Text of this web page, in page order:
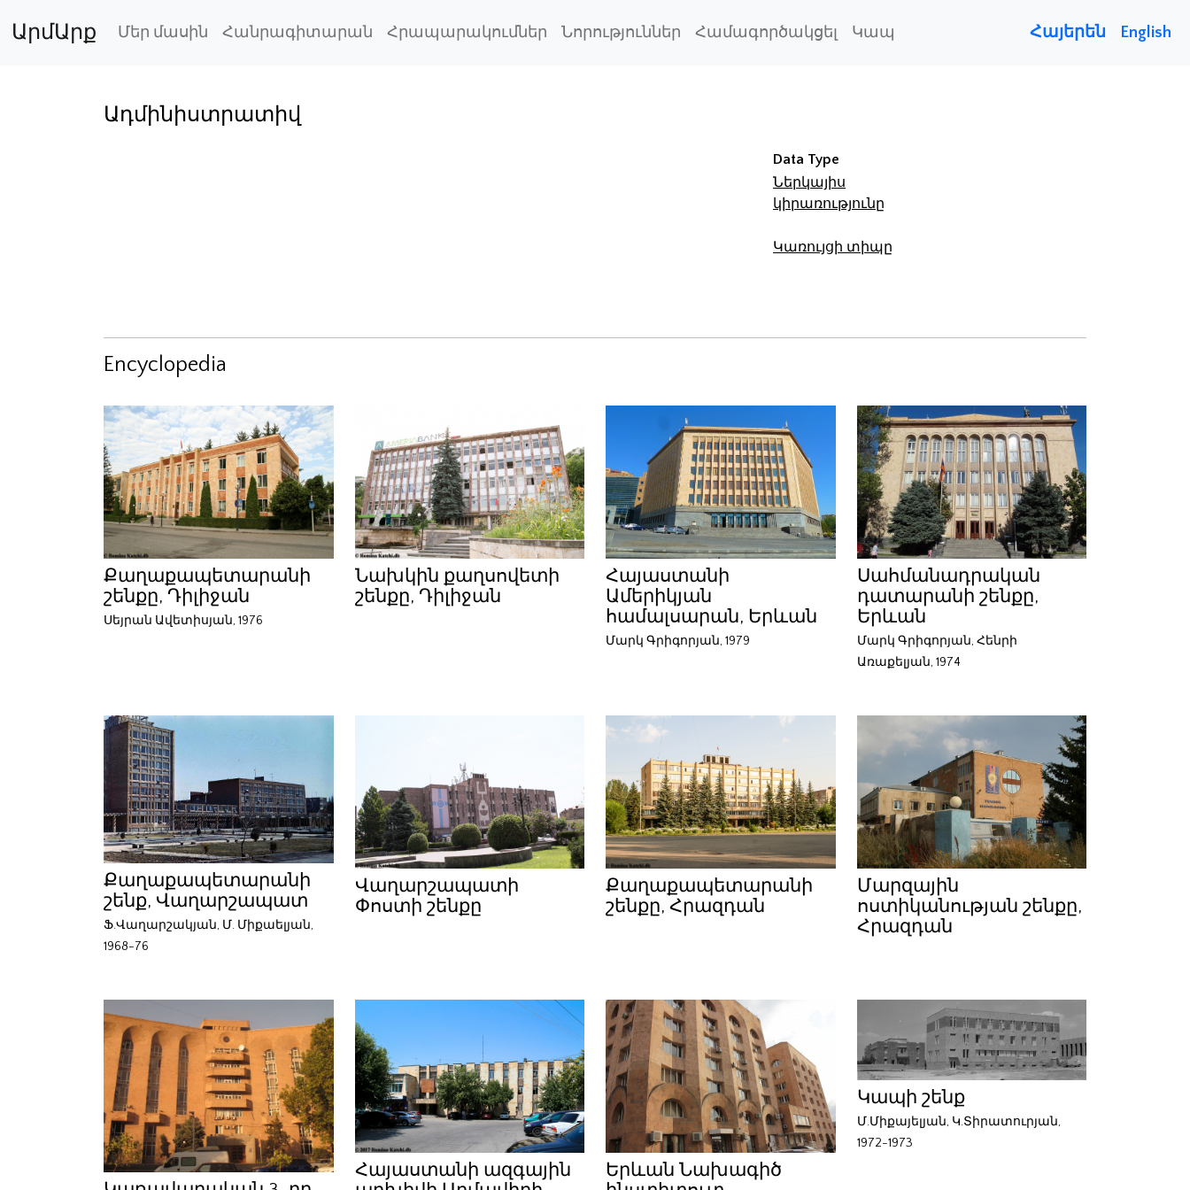
ԱրմԱրք Մեր մասին Հանրագիտարան Հրապարակումներ Նորություններ Համագործակցել Կապ Հայերեն English
Ադմինիստրատիվ
Data Type
Ներկայիս
կիրառությունը
Կառույցի տիպը
Encyclopedia
Քաղաքապետարանի
շենքը, Դիլիջան
Սեյրան Ավետիսյան, 1976
Նախկին քաղսովետի
շենքը, Դիլիջան
Հայաստանի
Ամերիկյան
համալսարան, Երևան
Մարկ Գրիգորյան, 1979
Սահմանադրական
դատարանի շենքը,
Երևան
Մարկ Գրիգորյան, Հենրի
Առաքելյան, 1974
Քաղաքապետարանի
շենք, Վաղարշապատ
Ֆ.Վաղարշակյան, Մ. Միքաելյան,
1968-76
Վաղարշապատի
Փոստի շենքը
Քաղաքապետարանի
շենքը, Հրազդան
Մարզային
ոստիկանության շենքը,
Հրազդան
Հայաստանի ազգային
Երևան Նախագիծ
Կապի շենք
Մ.Միքայելյան, Կ.Տիրատուրյան,
1972-1973